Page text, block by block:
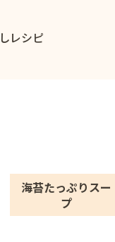
レシピ
海苔たっぷりスー
プ